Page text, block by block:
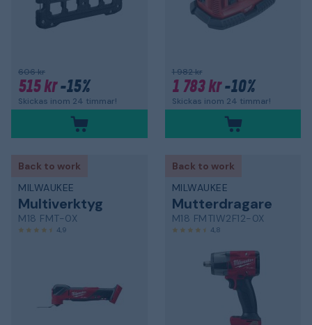
606 kr
515 kr-15%
Skickas inom 24 timmar!
1 982 kr
1 783 kr-10%
Skickas inom 24 timmar!
Back to work
MILWAUKEE
Multiverktyg
M18 FMT-0X
4,9
Back to work
MILWAUKEE
Mutterdragare
M18 FMTIW2F12-0X
4,8